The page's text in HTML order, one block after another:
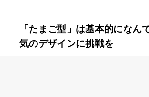
「たまご型」は基本的になん
気のデザインに挑戦を